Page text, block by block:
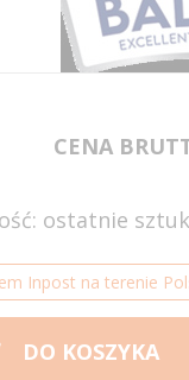
CENA
ostatnie
Inpost na terenie
DO KOSZYKA